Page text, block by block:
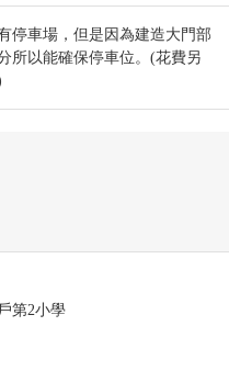
停車場，但是因為建造大門部
所以能確保停車位。(花費另
第2小學